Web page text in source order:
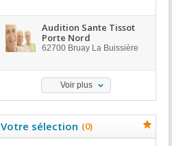
Audition Sante Tissot
Porte Nord
62700 Bruay La Buissière
Voir plus
Votre sélection (0)